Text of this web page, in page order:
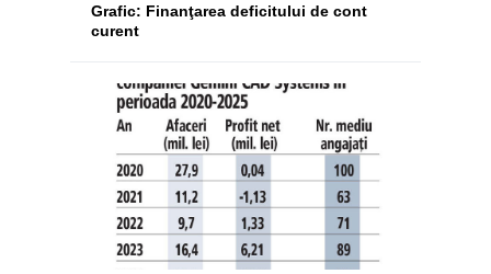
Grafic: Finanţarea deficitului de cont
curent